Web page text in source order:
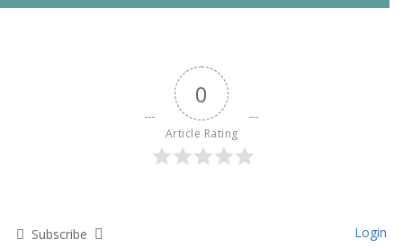
0
Article Rating
Subscribe Login